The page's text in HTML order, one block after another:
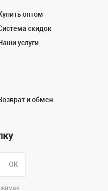
оптом
скидок
услуги
и обмен
OK